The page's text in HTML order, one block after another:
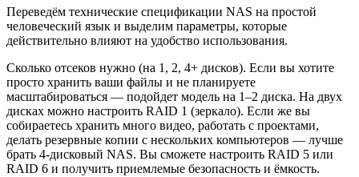
Переведём технические спецификации NAS на простой
человеческий язык и выделим параметры, которые
действительно влияют на удобство использования.
Сколько отсеков нужно (на 1, 2, 4+ дисков). Если вы хотите
просто хранить ваши файлы и не планируете
масштабироваться — подойдет модель на 1–2 диска. На двух
дисках можно настроить RAID 1 (зеркало). Если же вы
собираетесь хранить много видео, работать с проектами,
делать резервные копии с нескольких компьютеров — лучше
брать 4-дисковый NAS. Вы сможете настроить RAID 5 или
RAID 6 и получить приемлемые безопасность и ёмкость.